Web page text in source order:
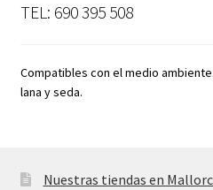
TEL: 690 395 508
Compatibles con el medio
lana y seda.
Nuestras tiendas en